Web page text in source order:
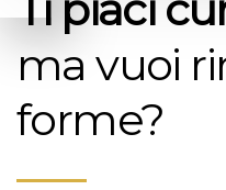
ma vuoi
forme?